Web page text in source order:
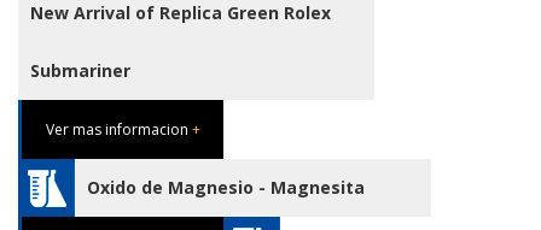
New Arrival of Replica Green Rolex
Submariner
Ver mas informacion +
Oxido de Magnesio - Magnesita